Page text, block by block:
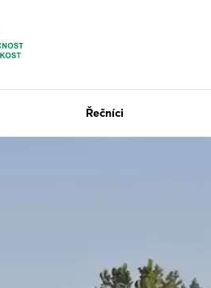
Řečníci